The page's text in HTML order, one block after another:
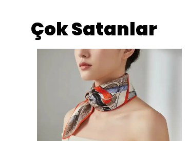
Çok Satanlar